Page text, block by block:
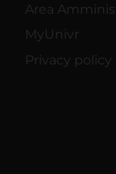
Area
MyUnivr
Privacy policy